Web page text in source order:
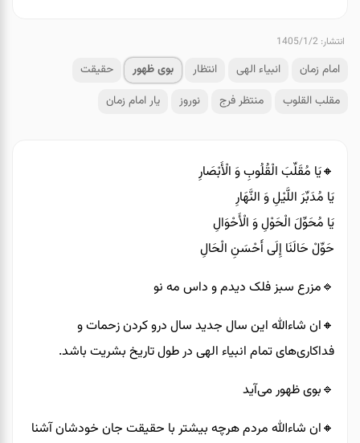
انتشار: 1405/1/2
امام زمان انبیاء الهی انتظار بوی ظهور
حقیقت
مقلب القلوب
منتظر فرج نوروز یار امام زمان
🔸️یَا مُقَلِّبَ الْقُلُوبِ وَ الْأَبْصَارِ
یَا مُدَبِّرَ اللَّیْلِ وَ النَّهَارِ
یَا مُحَوِّلَ الْحَوْلِ وَ الْأَحْوَالِ
حَوِّلْ حَالَنَا إِلَی أَحْسَنِ الْحَالِ
🔹️مزرع سبز فلک دیدم و داس مه نو
🔸️ان شاءالله این سال جدید سال درو کردن زحمات و
فداکاری‌های تمام انبیاء الهی در طول تاریخ بشریت باشد.
🔹️بوی ظهور می‌آید
🔸️ان شاءالله مردم هرچه بیشتر با حقیقت جان خودشان آشنا